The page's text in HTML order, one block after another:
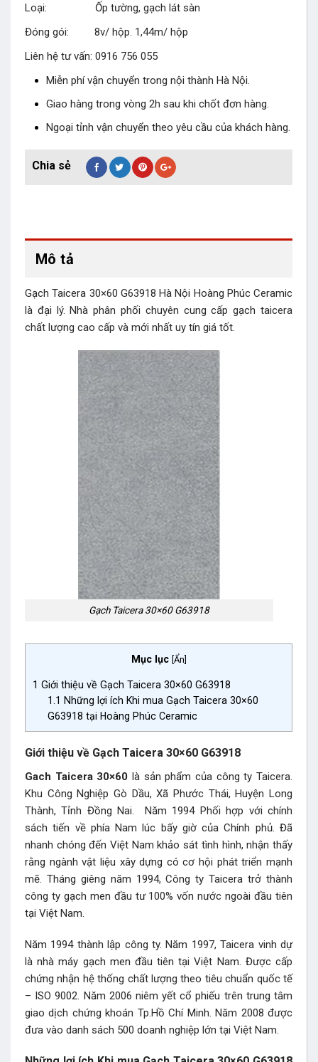
Loại: Ốp tường, gạch lát sàn
Đóng gói: 8v/ hộp. 1,44m/ hộp
Liên hệ tư vấn: 0916 756 055
Miễn phí vận chuyển trong nội thành Hà Nội.
Giao hàng trong vòng 2h sau khi chốt đơn hàng.
Ngoại tỉnh vận chuyển theo yêu cầu của khách hàng.
Mô tả
Gạch Taicera 30×60 G63918 Hà Nội Hoàng Phúc Ceramic
là đại lý. Nhà phân phối chuyên cung cấp gạch taicera
chất lượng cao cấp và mới nhất uy tín giá tốt.
Gạch Taicera 30×60 G63918
Mục lục [Ẩn]
1 Giới thiệu về Gạch Taicera 30×60 G63918
1.1 Những lợi ích Khi mua Gạch Taicera 30×60
G63918 tại Hoàng Phúc Ceramic
Giới thiệu về Gạch Taicera 30×60 G63918
Gach Taicera 30×60 là sản phẩm của công ty Taicera.
Khu Công Nghiệp Gò Dầu, Xã Phước Thái, Huyện Long
Thành, Tỉnh Đồng Nai. Năm 1994 Phối hợp với chính
sách tiến về phía Nam lúc bấy giờ của Chính phủ. Đã
nhanh chóng đến Việt Nam khảo sát tình hình, nhận thấy
rằng ngành vật liệu xây dựng có cơ hội phát triển mạnh
mẽ. Tháng giêng năm 1994, Công ty Taicera trở thành
công ty gạch men đầu tư 100% vốn nước ngoài đầu tiên
tại Việt Nam.
Năm 1994 thành lập công ty. Năm 1997, Taicera vinh dự
là nhà máy gạch men đầu tiên tại Việt Nam. Được cấp
chứng nhận hệ thống chất lượng theo tiêu chuẩn quốc tế
– ISO 9002. Năm 2006 niêm yết cổ phiếu trên trung tâm
giao dịch chứng khoán Tp.Hồ Chí Minh. Năm 2008 được
đưa vào danh sách 500 doanh nghiệp lớn tại Việt Nam.